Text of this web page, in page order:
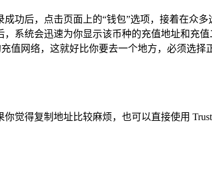
功后，点击页面上的“钱包”选项，接着在众
系统会迅速为你显示该币种的充值地址和充
值网络，这就好比你要去一个地方，必须选
觉得复制地址比较麻烦，也可以直接使用